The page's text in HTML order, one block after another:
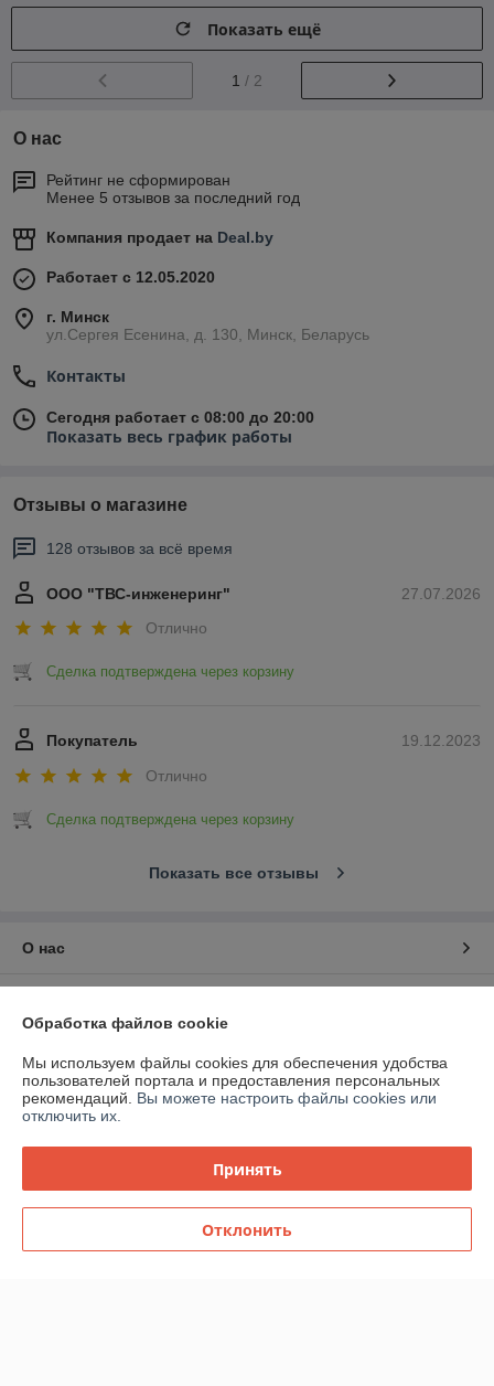
Показать ещё
1 / 2
О нас
Рейтинг не сформирован
Менее 5 отзывов за последний год
Компания продает на Deal.by
Работает с 12.05.2020
г. Минск
ул.Сергея Есенина, д. 130, Минск, Беларусь
Контакты
Сегодня работает с 08:00 до 20:00
Показать весь график работы
Отзывы о магазине
128 отзывов за всё время
27.07.2026
ООО "ТВС-инженеринг"
Отлично
Сделка подтверждена через корзину
19.12.2023
Покупатель
Отлично
Сделка подтверждена через корзину
Показать все отзывы
О нас
График работы
Полная версия сайта
Политика обработки cookies
Обработка файлов cookie
Мы используем файлы cookies для обеспечения удобства
пользователей портала и предоставления персональных
рекомендаций. Вы можете настроить файлы cookies или
отключить их.
Принять
Отклонить